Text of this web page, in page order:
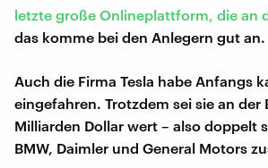
letzte große Onlineplattform, die an
das komme bei den Anlegern gut an.
Auch die Firma Tesla habe Anfangs
eingefahren. Trotzdem sei sie an der
Milliarden Dollar wert – also doppelt
BMW, Daimler und General Motors